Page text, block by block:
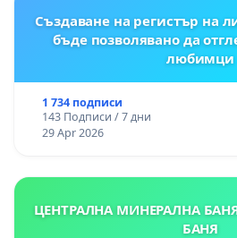
Създаване на регистър на
бъде позволявано да
любимци
1 734 подписи
143 Подписи / 7 дни
29 Apr 2026
ЦЕНТРАЛНА МИНЕРАЛНА
БАНЯ